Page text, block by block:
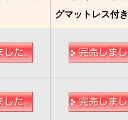
グマットレス付き